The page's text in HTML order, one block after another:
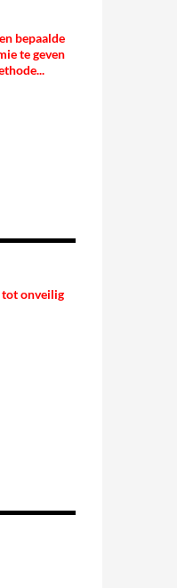
bepaalde
te geven
tot onveilig